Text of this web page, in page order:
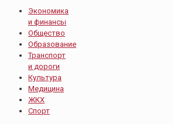
Экономика
и финансы
Общество
Образование
Транспорт
и дороги
Культура
Медицина
ЖКХ
Спорт